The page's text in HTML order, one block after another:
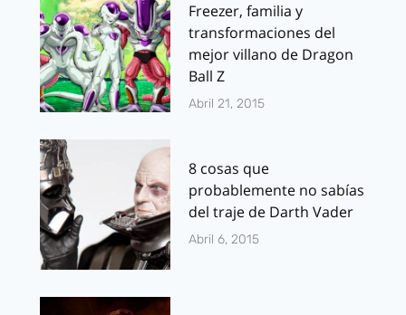
Freezer, familia y
transformaciones del
mejor villano de Dragon
Ball Z
Abril 21, 2015
8 cosas que
probablemente no sabías
del traje de Darth Vader
Abril 6, 2015